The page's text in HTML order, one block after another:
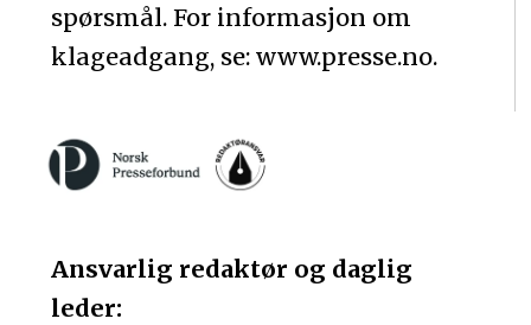
spørsmål. For informasjon om
klageadgang, se: www.presse.no.
Ansvarlig redaktør og daglig
leder: